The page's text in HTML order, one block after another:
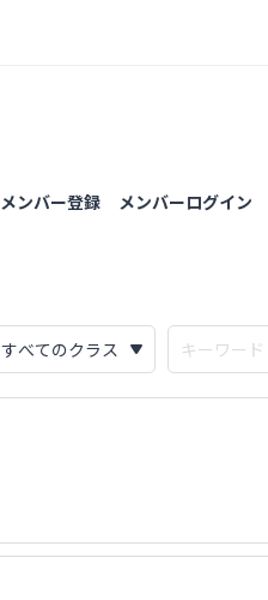
メンバー登録 メンバーログイン